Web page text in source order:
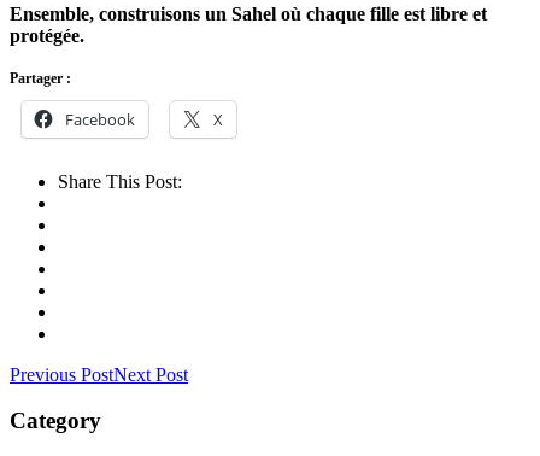
Ensemble, construisons un Sahel où chaque fille est libre et
protégée.
Partager :
Facebook X
Share This Post:
Previous PostNext Post
Category